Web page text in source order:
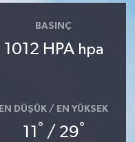
BASINÇ
1012 HPA hpa
EN DÜŞÜK / EN YÜKSEK
11 ° / 29°